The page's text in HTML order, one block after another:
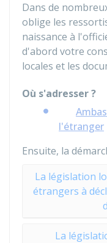
Dans de
oblige les
naissance à
d'abord votre
locales et les
Où s'adresser ?
l'étranger
Ensuite, la
La législation
étrangers à
La